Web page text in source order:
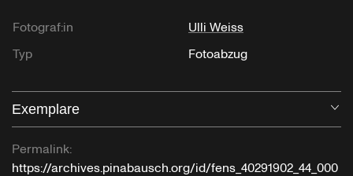
Fotograf:in
Ulli Weiss
Typ
Fotoabzug
Exemplare
Permalink:
https://archives.pinabausch.org/id/fens_40291902_44_000